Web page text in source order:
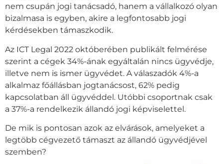
nem csupán jogi tanácsadó, hanem a vállalkozó olyan
bizalmasa is egyben, akire a legfontosabb jogi
kérdésekben támaszkodik.
Az ICT Legal 2022 októberében publikált felmérése
szerint a cégek 34%-ának egyáltalán nincs ügyvédje,
illetve nem is ismer ügyvédet. A válaszadók 4%-a
alkalmaz főállásban jogtanácsost, 62% pedig
kapcsolatban áll ügyvéddel. Utóbbi csoportnak csak
a 37%-a rendelkezik állandó jogi képviselettel.
De mik is pontosan azok az elvárások, amelyeket a
legtöbb cégvezető támaszt az állandó ügyvédjével
szemben?